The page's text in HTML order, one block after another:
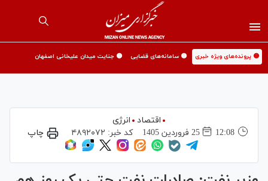
🟡 پرونده‌های ویژه خبری 🟡 سامانه‌های قضایی 🟡 جنایت میدان علیخانی اصفهان
اقتصاد
انرژی
12:08
25 فروردين 1405 کد خبر: ۴۸۹۲۰۷۲ چاپ